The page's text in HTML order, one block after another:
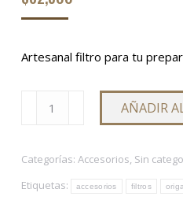
Artesanal filtro para tu
AÑADIR
Categorías: Accesorios, Sin
Etiquetas:
accesorios filtros